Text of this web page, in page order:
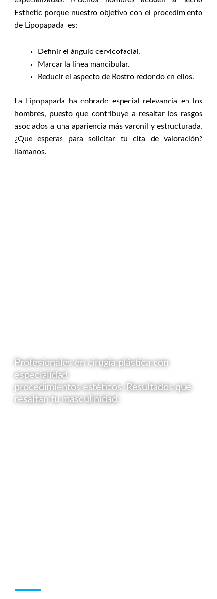
Esthetic porque nuestro objetivo con el procedimiento
de Lipopapada es:
Definir el ángulo cervicofacial.
Marcar la línea mandibular.
Reducir el aspecto de Rostro redondo en ellos.
La Lipopapada ha cobrado especial relevancia en los
hombres, puesto que contribuye a resaltar los rasgos
asociados a una apariencia más varonil y estructurada.
¿Que esperas para solicitar tu cita de valoración?
llamanos.
Profesionales en cirugía plástica con
especialidad
procedimientos estéticos. Resultados que
resaltan tu masculinidad.